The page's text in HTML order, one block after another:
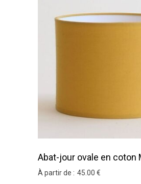
Abat-jour ovale en coton
À partir de : 45 .00 €